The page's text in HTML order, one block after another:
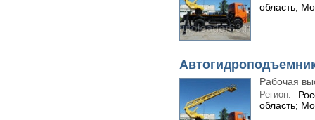
область;
Рабочая
Регион:
область;